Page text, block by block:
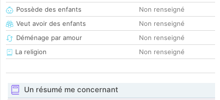
Possède des enfants
Non renseigné
Veut avoir des enfants
Non renseigné
Déménage par amour
Non renseigné
La religion
Non renseigné
Un résumé me concernant